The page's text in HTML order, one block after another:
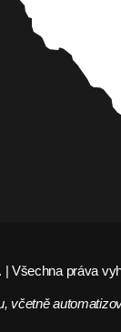
| Všechna práva
včetně